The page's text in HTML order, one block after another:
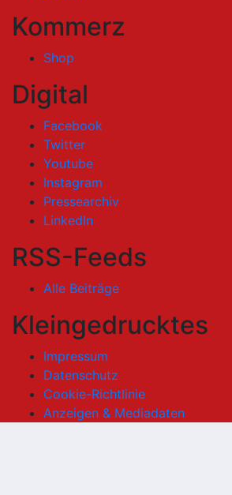
Kommerz
Shop
Digital
Facebook
Twitter
Youtube
Instagram
Pressearchiv
LinkedIn
RSS-Feeds
Alle Beiträge
Kleingedrucktes
Impressum
Datenschutz
Cookie-Richtlinie
Anzeigen & Mediadaten